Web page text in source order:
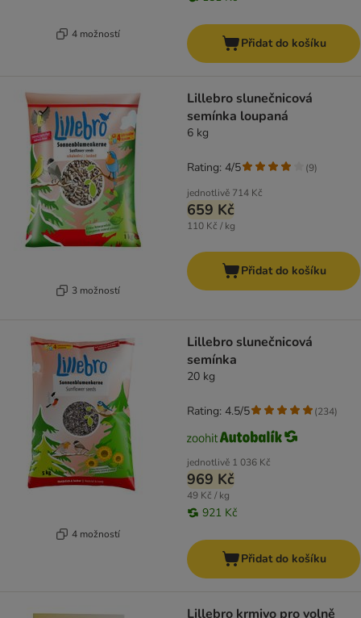
4 možností
Přidat do košíku
3 možností
Lillebro slunečnicová
semínka loupaná
6 kg
jednotlivě 714 Kč
659 Kč
110 Kč / kg
Rating: 4/5 (9)
Přidat do košíku
4 možností
Lillebro slunečnicová
semínka
20 kg
jednotlivě 1 036 Kč
969 Kč
49 Kč / kg
921 Kč
Rating: 4.5/5 (234)
Přidat do košíku
Lillebro krmivo pro volně